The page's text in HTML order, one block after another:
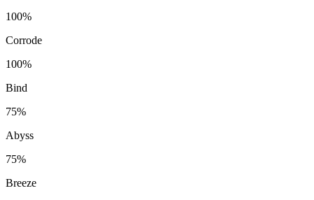
100%
Corrode
100%
Bind
75%
Abyss
75%
Breeze